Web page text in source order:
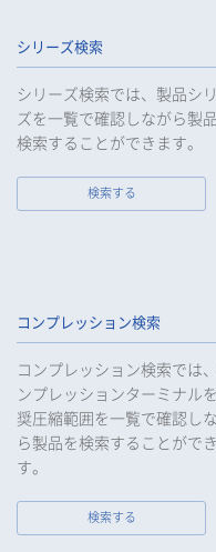
9. 当社は、個人情報の漏
等の保護を最優先する
めに合理的な範囲で速
みを行います。
当社は、個人情報報保
続的に見直し、定期的
ります。
個人情報の取得
当社は、当社サービスの
所、電話番号、電子メー
名、所属部署名、役職、
行口座情報等の個人情報
報を取得し、偽りその
なお、当社は、Cookie
ばWebビーコン）を使
シリーズ検索
シリーズ検索では、製品シ
ズを一覧で確認しながら製
検索することができます。
検索する
コンプレッション検索
コンプレッション検索では
ンプレッションターミナル
奨圧縮範囲を一覧で確認し
ら製品を検索することがで
す。
検索する